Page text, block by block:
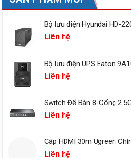
Bộ lưu điện Hyundai HD-
Liên hệ
Bộ lưu điện UPS Eaton
Liên hệ
Switch Để Bàn 8-Cổng
Liên hệ
Cáp HDMI 30m Ugreen
Liên hệ